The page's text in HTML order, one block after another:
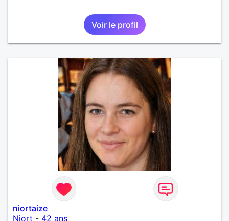
Voir le profil
niortaize
Niort - 42 ans